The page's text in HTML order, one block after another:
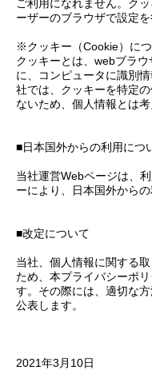
ご利用になれません。ク
ーザーのブラウザで設定を
※クッキー（Cookie）に
クッキーとは、webブラ
に、コンピュータに識別
社では、クッキーを特定
ないため、個人情報とは考
■日本国外からの利用につ
当社運営Webページは、
ーにより、日本国外からの
■改定について
当社、個人情報に関する
ため、本プライバシーポ
す。その際には、適切な
公表します。
2021年3月10日